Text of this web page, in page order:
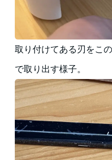
取り付けてある刃をこ
で取り出す様子。